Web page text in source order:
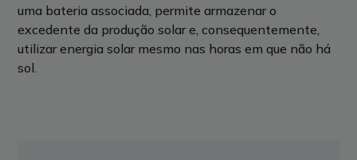
uma bateria associada, permite armazenar o
excedente da produção solar e, consequentemente,
utilizar energia solar mesmo nas horas em que não há
sol.